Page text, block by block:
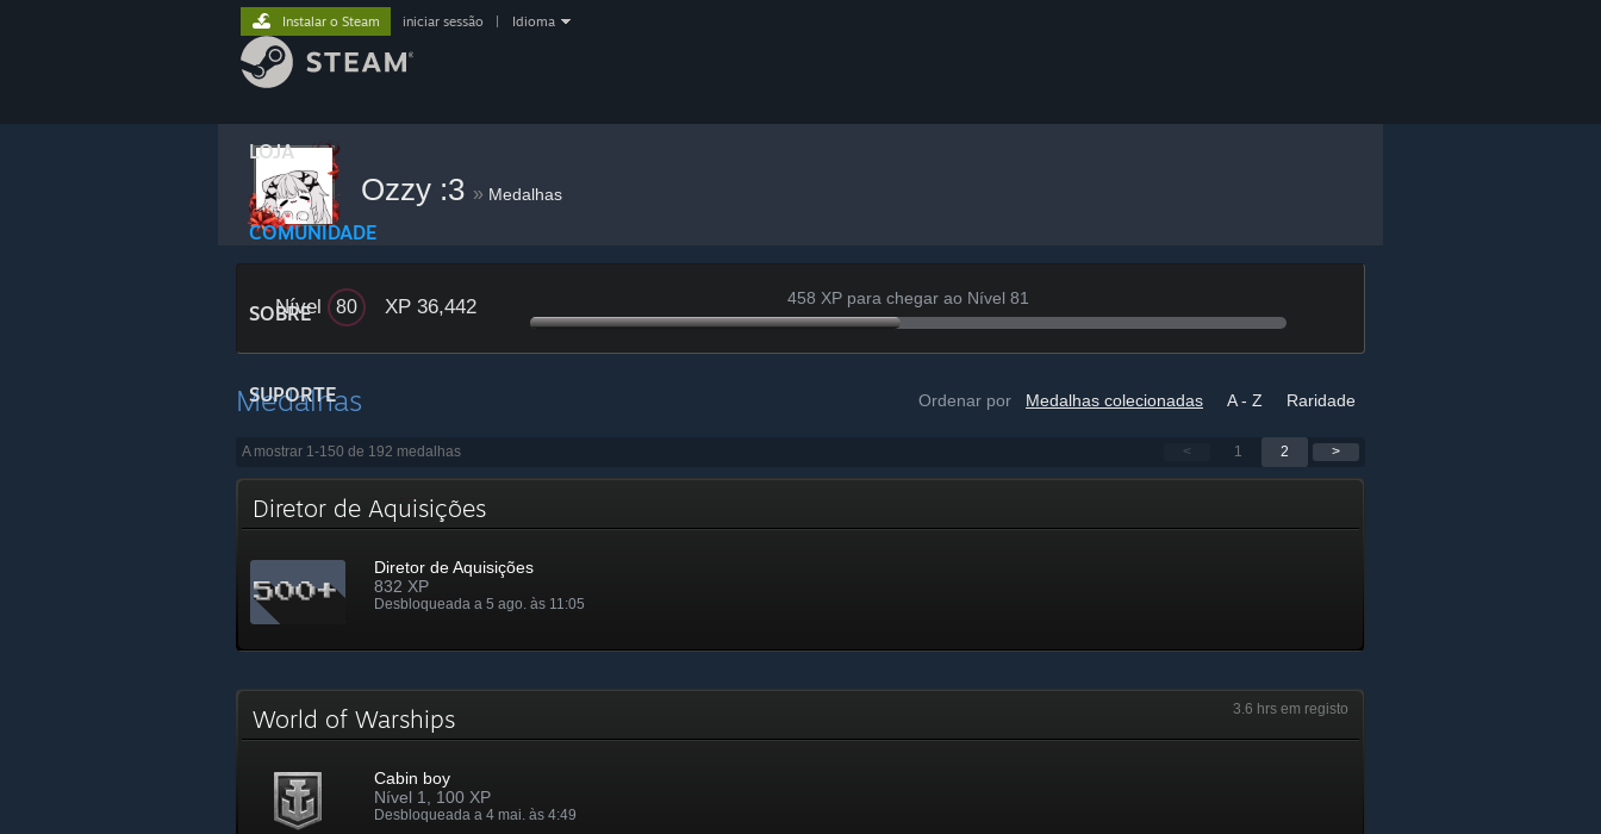
LOJA
COMUNIDADE
SOBRE
SUPORTE
Instalar o Steam iniciar sessão Idioma
Ozzy :3 » Medalhas
Nível 80 XP 36,442 458 XP para chegar ao Nível 81
Ordenar por Medalhas colecionadas A - Z Raridade
Medalhas
< 1 2 >
A mostrar 1-150 de 192 medalhas
Diretor de Aquisições
Diretor de Aquisições
832 XP
Desbloqueada a 5 ago. às 11:05
3.6 hrs em registo
World of Warships
Cabin boy
Nível 1, 100 XP
Desbloqueada a 4 mai. às 4:49